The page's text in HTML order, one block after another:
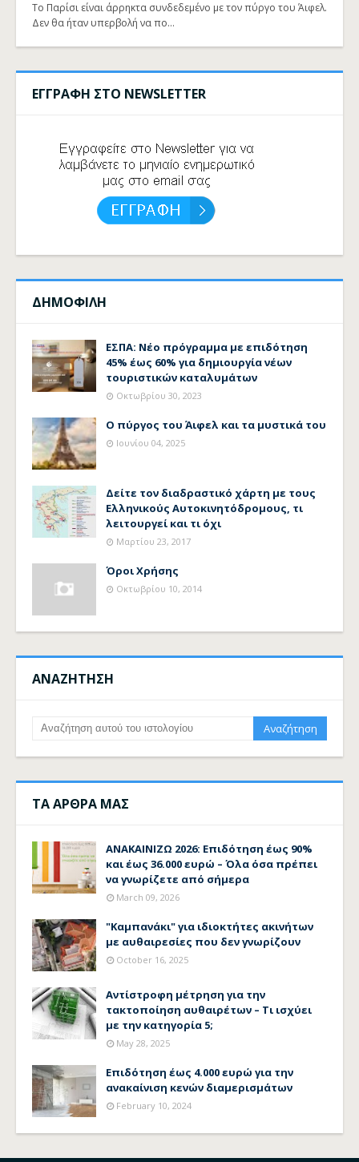
Το Παρίσι είναι άρρηκτα συνδεδεμένο με τον πύργο του Άιφελ.
Δεν θα ήταν υπερβολή να πο…
ΕΓΓΡΑΦΗ ΣΤΟ NEWSLETTER
ΔΗΜΟΦΙΛΗ
ΕΣΠΑ: Νέο πρόγραμμα με επιδότηση
45% έως 60% για δημιουργία νέων
τουριστικών καταλυμάτων
Οκτωβρίου 30, 2023
Ο πύργος του Άιφελ και τα μυστικά του
Ιουνίου 04, 2025
Δείτε τον διαδραστικό χάρτη με τους
Ελληνικούς Αυτοκινητόδρομους, τι
λειτουργεί και τι όχι
Μαρτίου 23, 2017
Όροι Χρήσης
Οκτωβρίου 10, 2014
ΑΝΑΖΗΤΗΣΗ
ΤΑ ΑΡΘΡΑ ΜΑΣ
ΑΝΑΚΑΙΝΙΖΩ 2026: Επιδότηση έως 90%
και έως 36.000 ευρώ – Όλα όσα πρέπει
να γνωρίζετε από σήμερα
March 09, 2026
"Καμπανάκι" για ιδιοκτήτες ακινήτων
με αυθαιρεσίες που δεν γνωρίζουν
October 16, 2025
Αντίστροφη μέτρηση για την
τακτοποίηση αυθαιρέτων – Τι ισχύει
με την κατηγορία 5;
May 28, 2025
Επιδότηση έως 4.000 ευρώ για την
ανακαίνιση κενών διαμερισμάτων
February 10, 2024